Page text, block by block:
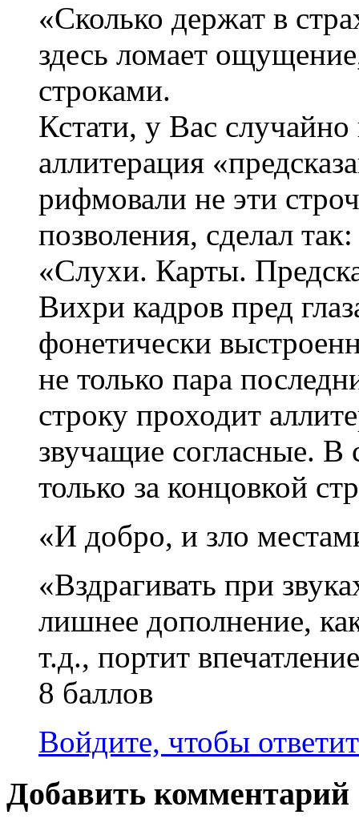
«Сколько держат в
здесь ломает
строками.
Кстати, у Вас случайно
аллитерация
рифмовали не эти
позволения, сделал так:
«Слухи. Карты.
Вихри кадров пред
фонетически
не только пара
строку проходит
звучащие согласные. В
только за концовкой
«И добро, и зло
«Вздрагивать при
лишнее дополнение,
т.д., портит впечатление
8 баллов
Войдите, чтобы
Добавить комментарий